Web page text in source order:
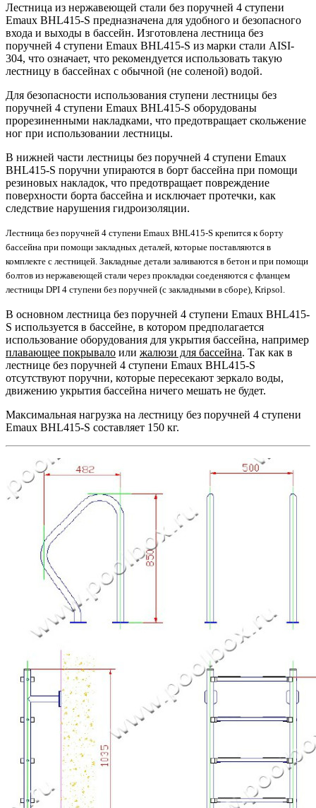
Лестница из нержавеющей стали без поручней 4 ступени
Emaux BHL415-S предназначена для удобного и безопасного
входа и выходы в бассейн. Изготовлена лестница без
поручней 4 ступени Emaux BHL415-S из марки стали AISI-
304, что означает, что рекомендуется использовать такую
лестницу в бассейнах с обычной (не соленой) водой.
Для безопасности использования ступени лестницы без
поручней 4 ступени Emaux BHL415-S оборудованы
прорезиненными накладками, что предотвращает скольжение
ног при использовании лестницы.
В нижней части лестницы без поручней 4 ступени Emaux
BHL415-S поручни упираются в борт бассейна при помощи
резиновых накладок, что предотвращает повреждение
поверхности борта бассейна и исключает протечки, как
следствие нарушения гидроизоляции.
Лестница без поручней 4 ступени Emaux BHL415-S крепится к борту
бассейна при помощи закладных деталей, которые поставляются в
комплекте с лестницей. Закладные детали заливаются в бетон и при помощи
болтов из нержавеющей стали через прокладки соеденяются с фланцем
лестницы DPI 4 ступени без поручней (с закладными в сборе), Kripsol.
В основном лестница без поручней 4 ступени Emaux BHL415-
S используется в бассейне, в котором предполагается
использование оборудования для укрытия бассейна, например
плавающее покрывало или жалюзи для бассейна. Так как в
лестнице без поручней 4 ступени Emaux BHL415-S
отсутствуют поручни, которые пересекают зеркало воды,
движению укрытия бассейна ничего мешать не будет.
Максимальная нагрузка на лестницу без поручней 4 ступени
Emaux BHL415-S составляет 150 кг.